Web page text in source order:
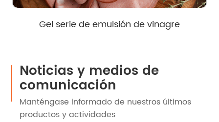
Gel serie de emulsión de vinagre
Noticias y medios de
comunicación
Manténgase informado de nuestros últimos
productos y actividades